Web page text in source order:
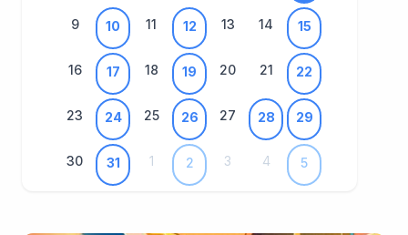
9 10 11 12 13 14 15
16 17 18 19 20 21 22
23 24 25 26 27 28 29
30 31 1 2 3 4 5